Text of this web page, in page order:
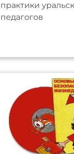
практики
педагогов